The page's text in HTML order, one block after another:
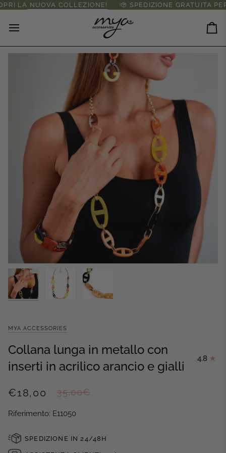
Salta
contenuto
NUOVA COLLEZIONE! SPEDIZIONE GRATUITA PER
MYA ACCESSORIES
Collana lunga in metallo con
inserti in acrilico arancio e gialli
4.8
€18,00 35,00€
Riferimento: E11050
SPEDIZIONE IN 24/48H